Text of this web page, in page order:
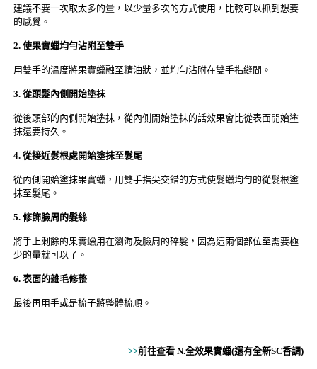
建議不要一次取太多的量，以少量多次的方式使用，比較可以抓到想要
的感覺。
2. 使果實蠟均勻沾附至雙手
用雙手的溫度將果實蠟融至精油狀，並均勻沾附在雙手指縫間。
3. 從頭髮內側開始塗抹
從後頭部的內側開始塗抹，從內側開始塗抹的話效果會比從表面開始塗
抹還要持久。
4. 從接近髮根處開始塗抹至髮尾
從內側開始塗抹果實蠟，用雙手指尖交錯的方式使髮蠟均勻的從髮根塗
抹至髮尾。
5. 修飾臉周的髮絲
將手上剩餘的果實蠟用在瀏海及臉周的碎髮，因為這兩個部位至需要極
少的量就可以了。
6. 表面的雜毛修整
最後再用手或是梳子將整體梳順。
>>前往查看 N.全效果實蠟(還有全新SC香調)